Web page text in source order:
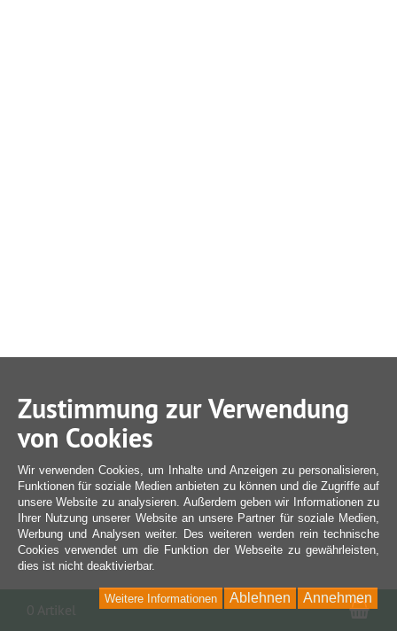
Zustimmung zur Verwendung
von Cookies
Wir verwenden Cookies, um Inhalte und Anzeigen zu personalisieren,
Funktionen für soziale Medien anbieten zu können und die Zugriffe auf
unsere Website zu analysieren. Außerdem geben wir Informationen zu
Ihrer Nutzung unserer Website an unsere Partner für soziale Medien,
Werbung und Analysen weiter. Des weiteren werden rein technische
Cookies verwendet um die Funktion der Webseite zu gewährleisten,
dies ist nicht deaktivierbar.
Annehmen
Ablehnen
Weitere Informationen